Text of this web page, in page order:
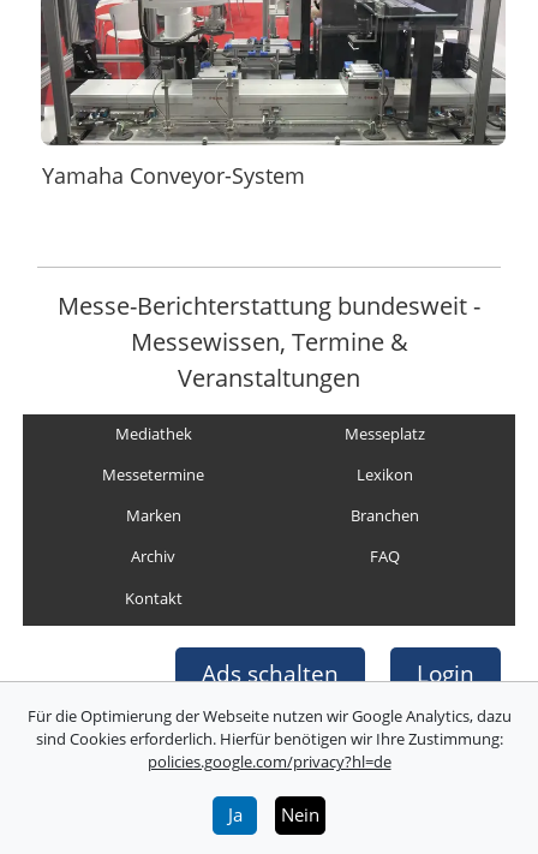
Yamaha Conveyor-System
Messe-Berichterstattung bundesweit -
Messewissen, Termine &
Veranstaltungen
Mediathek
Messeplatz
Messetermine
Lexikon
Marken
Branchen
Archiv
FAQ
Kontakt
Ads schalten Login
Copyright © Deutsche Messefilm & Medien GmbH
Folgen Sie uns:
Impressum AGB
Für die Optimierung der Webseite nutzen wir Google Analytics, dazu
sind Cookies erforderlich. Hierfür benötigen wir Ihre Zustimmung:
policies.google.com/privacy?hl=de
Ja Nein